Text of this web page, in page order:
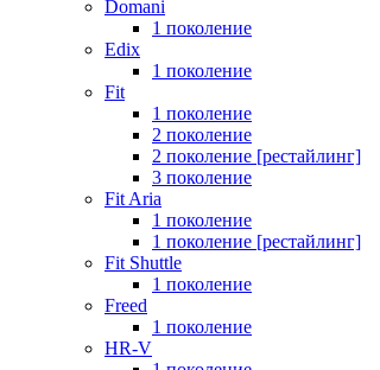
Domani
1 поколение
Edix
1 поколение
Fit
1 поколение
2 поколение
2 поколение [рестайлинг]
3 поколение
Fit Aria
1 поколение
1 поколение [рестайлинг]
Fit Shuttle
1 поколение
Freed
1 поколение
HR-V